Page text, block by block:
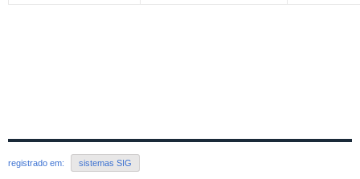
registrado em: sistemas SIG